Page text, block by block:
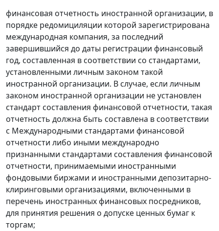
финансовая отчетность иностранной организации, в
порядке редомициляции которой зарегистрирована
международная компания, за последний
завершившийся до даты регистрации финансовый
год, составленная в соответствии со стандартами,
установленными личным законом такой
иностранной организации. В случае, если личным
законом иностранной организации не установлен
стандарт составления финансовой отчетности, такая
отчетность должна быть составлена в соответствии
с Международными стандартами финансовой
отчетности либо иными международно
признанными стандартами составления финансовой
отчетности, принимаемыми иностранными
фондовыми биржами и иностранными депозитарно-
клиринговыми организациями, включенными в
перечень иностранных финансовых посредников,
для принятия решения о допуске ценных бумаг к
торгам;